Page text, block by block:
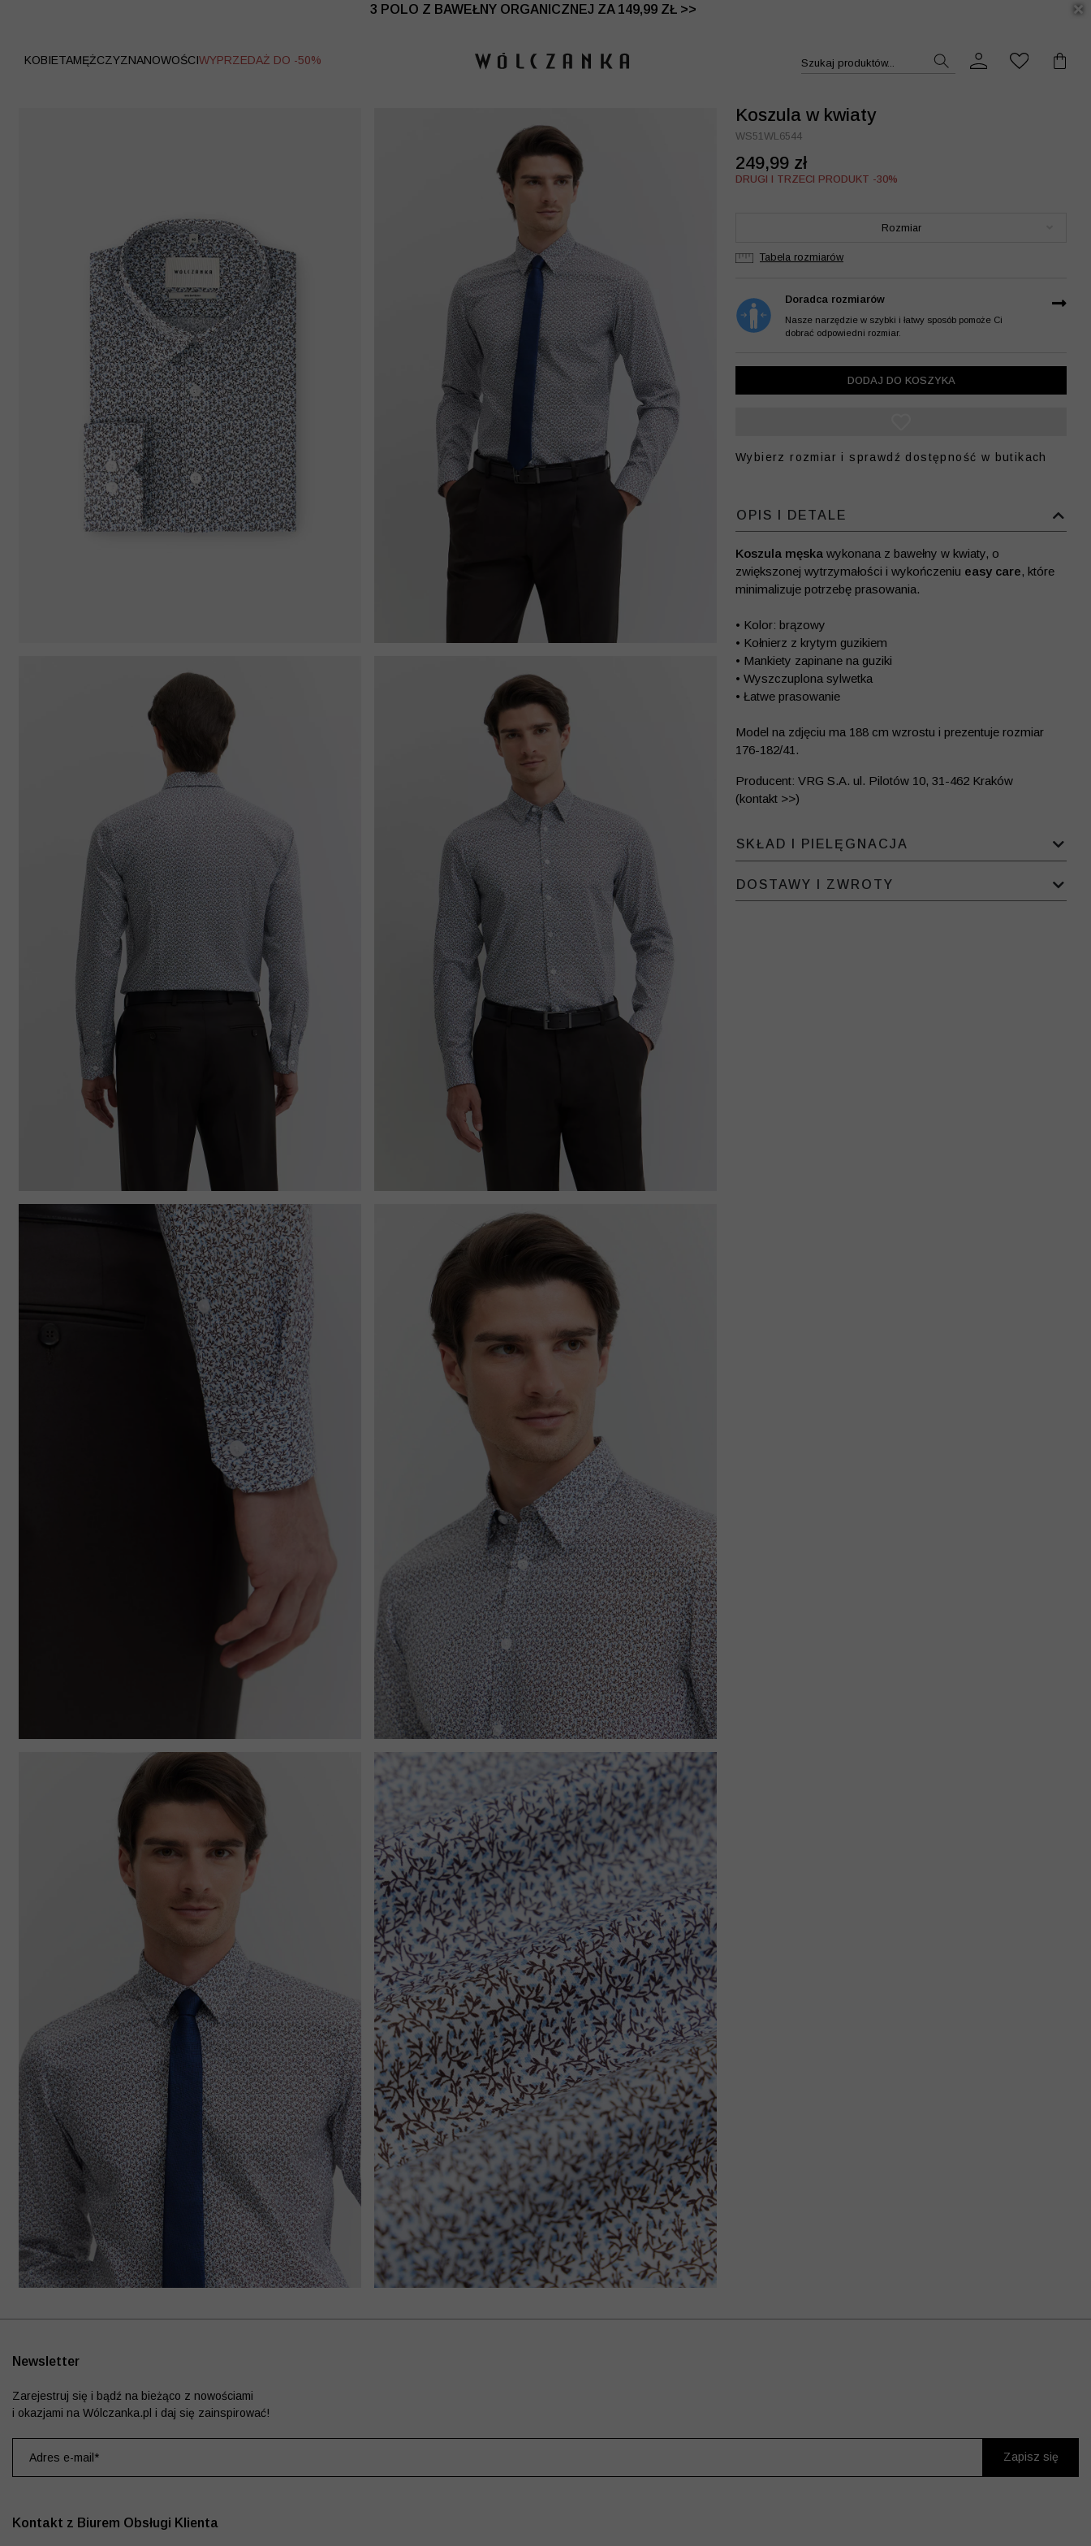
3 POLO Z BAWEŁNY ORGANICZNEJ ZA 149,99 ZŁ >>
WYPRZEDAŻ DO -50% | DODATKOWE -30% NA DRUGI I TRZECI PRODUKT >>
KOBIETAMĘŻCZYZNANOWOŚCIWYPRZEDAŻ DO -50% Szukaj produktów...
Koszula w kwiaty
WS51WL6544
249,99 zł
DRUGI I TRZECI PRODUKT -30%
Rozmiar
Tabela rozmiarów
Doradca rozmiarów
Nasze narzędzie w szybki i łatwy sposób pomoże Ci
dobrać odpowiedni rozmiar.
DODAJ DO KOSZYKA
Wybierz rozmiar i sprawdź dostępność w butikach
OPIS I DETALE
Koszula męska wykonana z bawełny w kwiaty, o
zwiększonej wytrzymałości i wykończeniu easy care, które
minimalizuje potrzebę prasowania.
• Kolor: brązowy
• Kołnierz z krytym guzikiem
• Mankiety zapinane na guziki
• Wyszczuplona sylwetka
• Łatwe prasowanie
Model na zdjęciu ma 188 cm wzrostu i prezentuje rozmiar
176-182/41.
Producent: VRG S.A. ul. Pilotów 10, 31-462 Kraków
(kontakt >>)
SKŁAD I PIELĘGNACJA
DOSTAWY I ZWROTY
Kontakt z Biurem Obsługi Klienta
Newsletter
Zarejestruj się i bądź na bieżąco z nowościami
i okazjami na Wólczanka.pl i daj się zainspirować!